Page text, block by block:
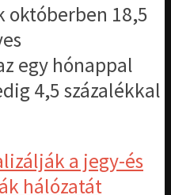
októberben 18,5
egy hónappal
4,5 százalékkal